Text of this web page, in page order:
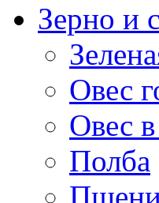
Зерно и
Овес
Овес
Полба